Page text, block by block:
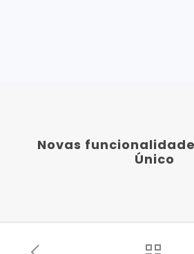
Novas
Único